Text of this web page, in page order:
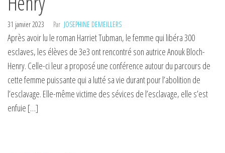
31 janvier 2023 Par JOSEPHINE DEMEILLERS
Après avoir lu le roman Harriet Tubman, le femme qui libéra 300
esclaves, les élèves de 3e3 ont rencontré son autrice Anouk Bloch-
Henry. Celle-ci leur a proposé une conférence autour du parcours de
cette femme puissante qui a lutté sa vie durant pour l’abolition de
l’esclavage. Elle-même victime des sévices de l’esclavage, elle s’est
enfuie […]